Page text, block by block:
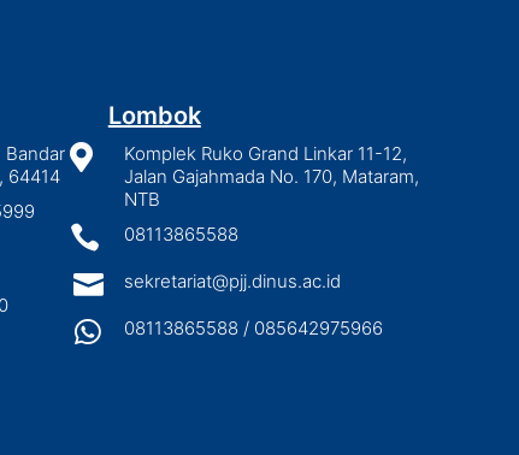
Bandar
64414
Lombok

Komplek Ruko Grand Linkar 11-12,
Jalan Gajahmada No. 170, Mataram,
NTB
 08113865588
 sekretariat@pjj.dinus.ac.id
 08113865588 / 085642975966